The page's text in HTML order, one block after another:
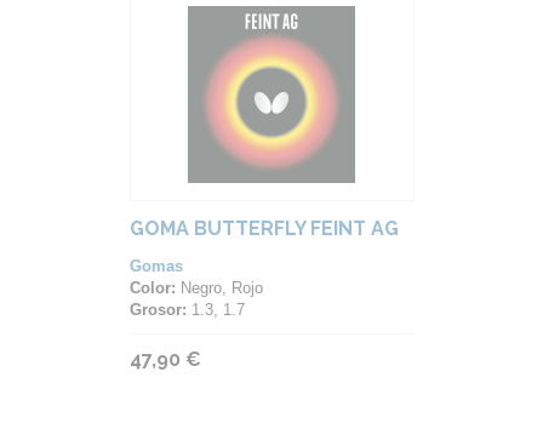
GOMA BUTTERFLY FEINT AG
Gomas
Color: Negro, Rojo
Grosor: 1.3, 1.7
47,90 €